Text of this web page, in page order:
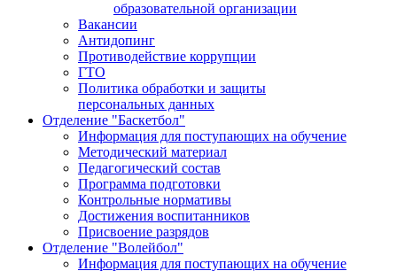
образовательной организации
Вакансии
Антидопинг
Противодействие коррупции
ГТО
Политика обработки и защиты
персональных данных
Отделение "Баскетбол"
Информация для поступающих на обучение
Методический материал
Педагогический состав
Программа подготовки
Контрольные нормативы
Достижения воспитанников
Присвоение разрядов
Отделение "Волейбол"
Информация для поступающих на обучение